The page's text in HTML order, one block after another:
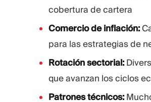
cobertura de cartera
Comercio de inflación:
para las estrategias de
Rotación sectorial:
que avanzan los ciclos
Patrones técnicos: